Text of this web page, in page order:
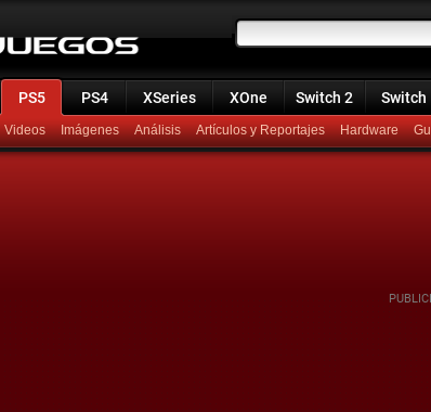
PS5 PS4 XSeries XOne Switch 2 Switch
Videos Imágenes Análisis Artículos y Reportajes Hardware